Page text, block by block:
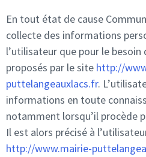
En tout état de cause
collecte des informations
l’utilisateur que pour le besoin
proposés par le site http://
puttelangeauxlacs.fr.
informations en toute
notamment lorsqu’il procède
Il est alors précisé à
http://www.mairie-